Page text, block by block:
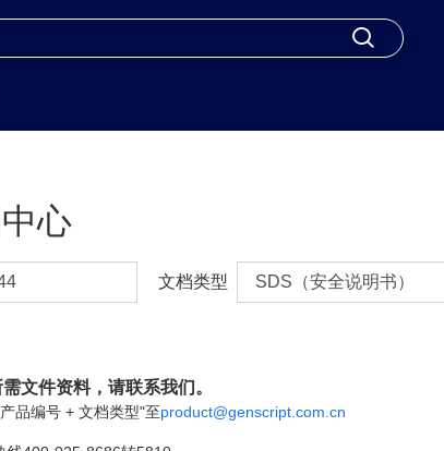
心
文档类型
文件资料，请联系我们。
品编号 + 文档类型"至product@genscript.com.cn